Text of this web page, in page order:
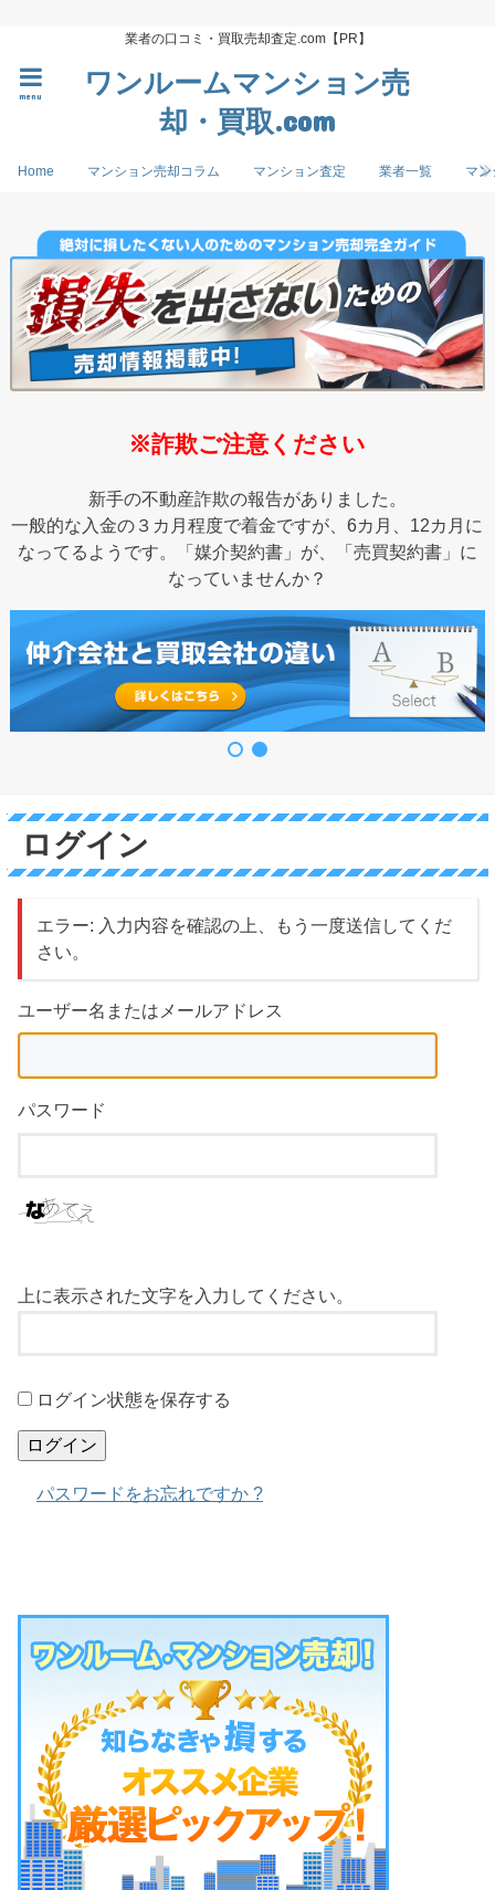
業者の口コミ・買取売却査定.com【PR】
ワンルームマンション売
却・買取.com
menu
Home マンション売却コラム マンション査定 業者一覧 マン
※詐欺ご注意ください
新手の不動産詐欺の報告がありました。
一般的な入金の３カ月程度で着金ですが、6カ月、12カ月に
なってるようです。「媒介契約書」が、「売買契約書」に
なっていませんか？
ログイン
エラー: 入力内容を確認の上、もう一度送信してくだ
さい。
ユーザー名またはメールアドレス
パスワード
上に表示された文字を入力してください。
ログイン状態を保存する
パスワードをお忘れですか ?